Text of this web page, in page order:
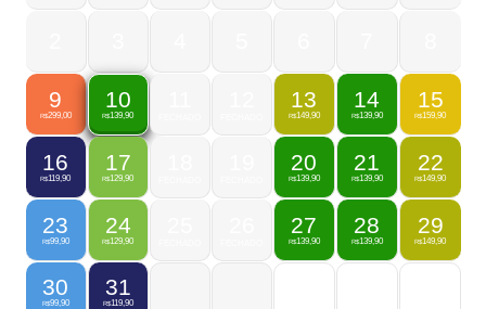
9
R$299,00
10
R$139,90
13
R$149,90
14
R$139,90
15
R$159,90
16
R$119,90
17
R$129,90
20
R$139,90
21
R$139,90
22
R$149,90
23
R$99,90
24
R$129,90
27
R$139,90
28
R$139,90
29
R$149,90
30
R$99,90
31
R$119,90